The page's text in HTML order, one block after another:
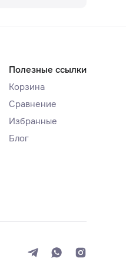
Полезные ссылки
Корзина
Сравнение
Избранные
Блог
Темная Светлая